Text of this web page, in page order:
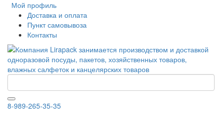
Мой профиль
Доставка и оплата
Пункт самовывоза
Контакты
8-989-265-35-35